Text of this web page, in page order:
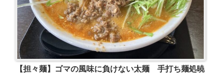
【担々麺】ゴマの風味に負けない太麺 手打ち麺処暁